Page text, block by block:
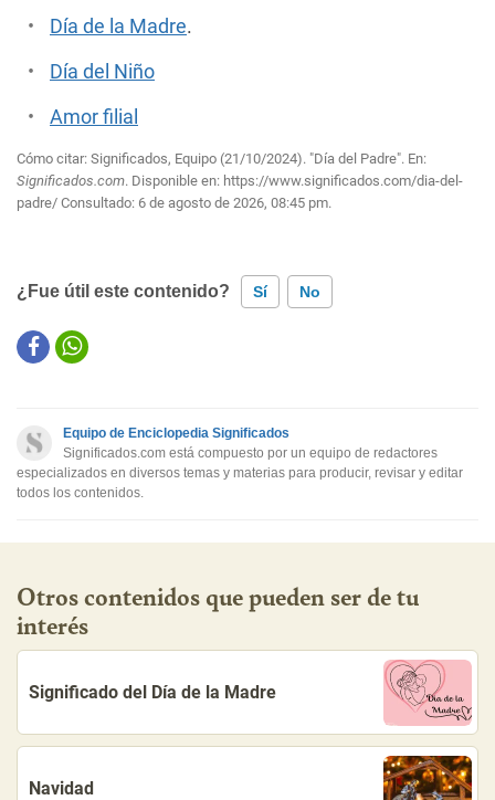
Día de la Madre.
Día del Niño
Amor filial
Cómo citar: Significados, Equipo (21/10/2024). "Día del Padre". En:
Significados.com. Disponible en: https://www.significados.com/dia-del-
padre/ Consultado: 6 de agosto de 2026, 08:45 pm.
¿Fue útil este contenido? Sí No
Este contenido contiene información incorrecta
Otro
Equipo de Enciclopedia Significados
Significados.com está compuesto por un equipo de redactores
especializados en diversos temas y materias para producir, revisar y editar
todos los contenidos.
Otros contenidos que pueden ser de tu
interés
Significado del Día de la Madre
Navidad